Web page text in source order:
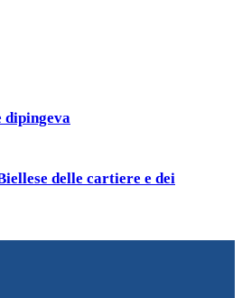
dipingeva
delle cartiere e dei